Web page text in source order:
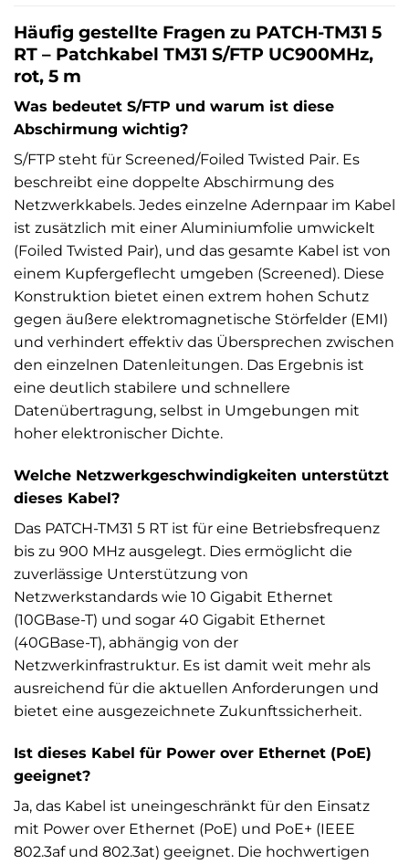
Häufig gestellte Fragen zu PATCH-TM31 5
RT – Patchkabel TM31 S/FTP UC900MHz,
rot, 5 m
Was bedeutet S/FTP und warum ist diese
Abschirmung wichtig?
S/FTP steht für Screened/Foiled Twisted Pair. Es
beschreibt eine doppelte Abschirmung des
Netzwerkkabels. Jedes einzelne Adernpaar im Kabel
ist zusätzlich mit einer Aluminiumfolie umwickelt
(Foiled Twisted Pair), und das gesamte Kabel ist von
einem Kupfergeflecht umgeben (Screened). Diese
Konstruktion bietet einen extrem hohen Schutz
gegen äußere elektromagnetische Störfelder (EMI)
und verhindert effektiv das Übersprechen zwischen
den einzelnen Datenleitungen. Das Ergebnis ist
eine deutlich stabilere und schnellere
Datenübertragung, selbst in Umgebungen mit
hoher elektronischer Dichte.
Welche Netzwerkgeschwindigkeiten unterstützt
dieses Kabel?
Das PATCH-TM31 5 RT ist für eine Betriebsfrequenz
bis zu 900 MHz ausgelegt. Dies ermöglicht die
zuverlässige Unterstützung von
Netzwerkstandards wie 10 Gigabit Ethernet
(10GBase-T) und sogar 40 Gigabit Ethernet
(40GBase-T), abhängig von der
Netzwerkinfrastruktur. Es ist damit weit mehr als
ausreichend für die aktuellen Anforderungen und
bietet eine ausgezeichnete Zukunftssicherheit.
Ist dieses Kabel für Power over Ethernet (PoE)
geeignet?
Ja, das Kabel ist uneingeschränkt für den Einsatz
mit Power over Ethernet (PoE) und PoE+ (IEEE
802.3af und 802.3at) geeignet. Die hochwertigen